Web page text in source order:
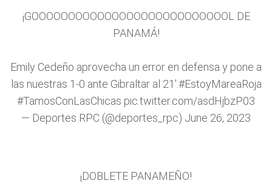
¡GOOOOOOOOOOOOOOOOOOOOOOOOOOOL DE
PANAMÁ!
Emily Cedeño aprovecha un error en defensa y pone a
las nuestras 1-0 ante Gibraltar al 21'.#EstoyMareaRoja
#TamosConLasChicas pic.twitter.com/asdHjbzP03
— Deportes RPC (@deportes_rpc) June 26, 2023
¡DOBLETE PANAMEÑO!